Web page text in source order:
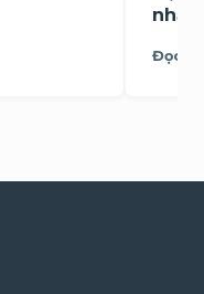
nhất
Đọc